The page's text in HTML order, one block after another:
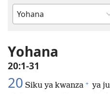
Kitabu
Biblia
Yohana
20:1-31
20 Siku ya kwanza + ya